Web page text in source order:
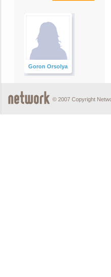
Goron Orsolya
© 2007 Copyright